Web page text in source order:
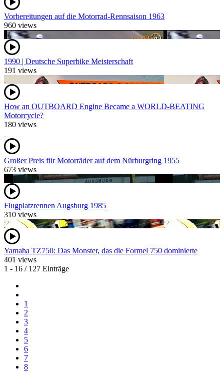
Vorbereitungen auf die Motorrad-Rennsaison 1963
960 views
1990 | Deutsche Superbike Meisterschaft
191 views
How an OUTBOARD Engine Became a WORLD-BEATING
Motorcycle?
180 views
Großer Preis für Motorräder auf dem Nürburgring 1955
673 views
Flugplatzrennen Augsburg 1985
310 views
Yamaha TZ750: Das Monster, das die Formel 750 dominierte
401 views
1 - 16 / 127 Einträge
1
2
3
4
5
6
7
8